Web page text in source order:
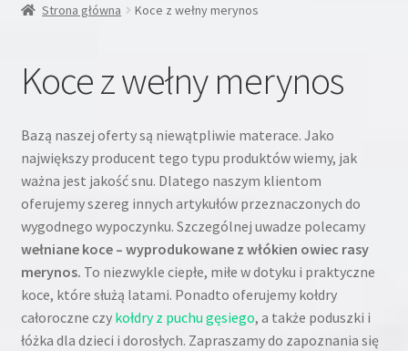
Strona główna Koce z wełny merynos
Koce z wełny merynos
Bazą naszej oferty są niewątpliwie materace. Jako
największy producent tego typu produktów wiemy, jak
ważna jest jakość snu. Dlatego naszym klientom
oferujemy szereg innych artykułów przeznaczonych do
wygodnego wypoczynku. Szczególnej uwadze polecamy
wełniane koce – wyprodukowane z włókien owiec rasy
merynos. To niezwykle ciepłe, miłe w dotyku i praktyczne
koce, które służą latami. Ponadto oferujemy kołdry
całoroczne czy kołdry z puchu gęsiego, a także poduszki i
łóżka dla dzieci i dorosłych. Zapraszamy do zapoznania się